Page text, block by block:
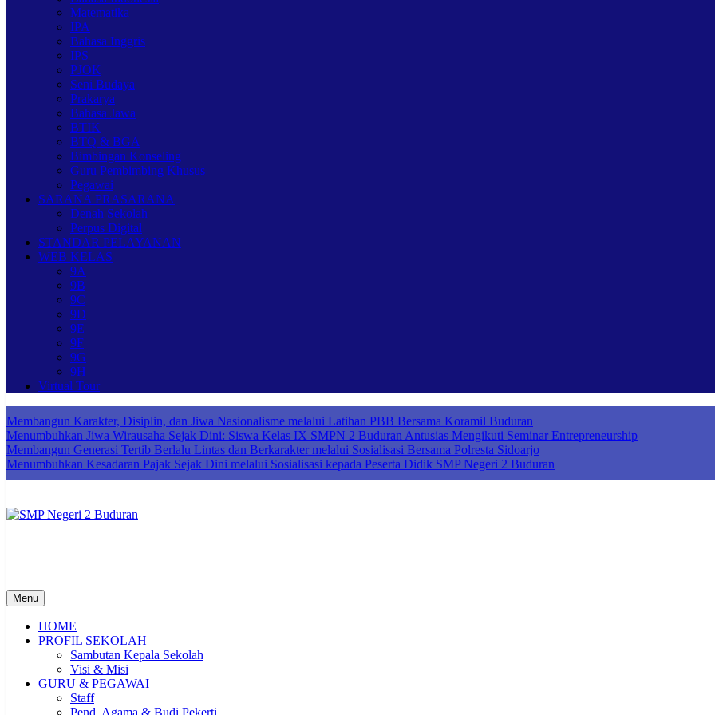
Matematika
IPA
Bahasa Inggris
IPS
PJOK
Seni Budaya
Prakarya
Bahasa Jawa
BTIK
BTQ & BGA
Bimbingan Konseling
Guru Pembimbing Khusus
Pegawai
SARANA PRASARANA
Denah Sekolah
Perpus Digital
STANDAR PELAYANAN
WEB KELAS
9A
9B
9C
9D
9E
9F
9G
9H
Virtual Tour
Membangun Karakter, Disiplin, dan Jiwa Nasionalisme melalui Latihan PBB Bersama Koramil Buduran
Menumbuhkan Jiwa Wirausaha Sejak Dini: Siswa Kelas IX SMPN 2 Buduran Antusias Mengikuti Seminar Entrepreneurship
Membangun Generasi Tertib Berlalu Lintas dan Berkarakter melalui Sosialisasi Bersama Polresta Sidoarjo
Menumbuhkan Kesadaran Pajak Sejak Dini melalui Sosialisasi kepada Peserta Didik SMP Negeri 2 Buduran
Menu
HOME
PROFIL SEKOLAH
Sambutan Kepala Sekolah
Visi & Misi
GURU & PEGAWAI
Staff
Pend. Agama & Budi Pekerti